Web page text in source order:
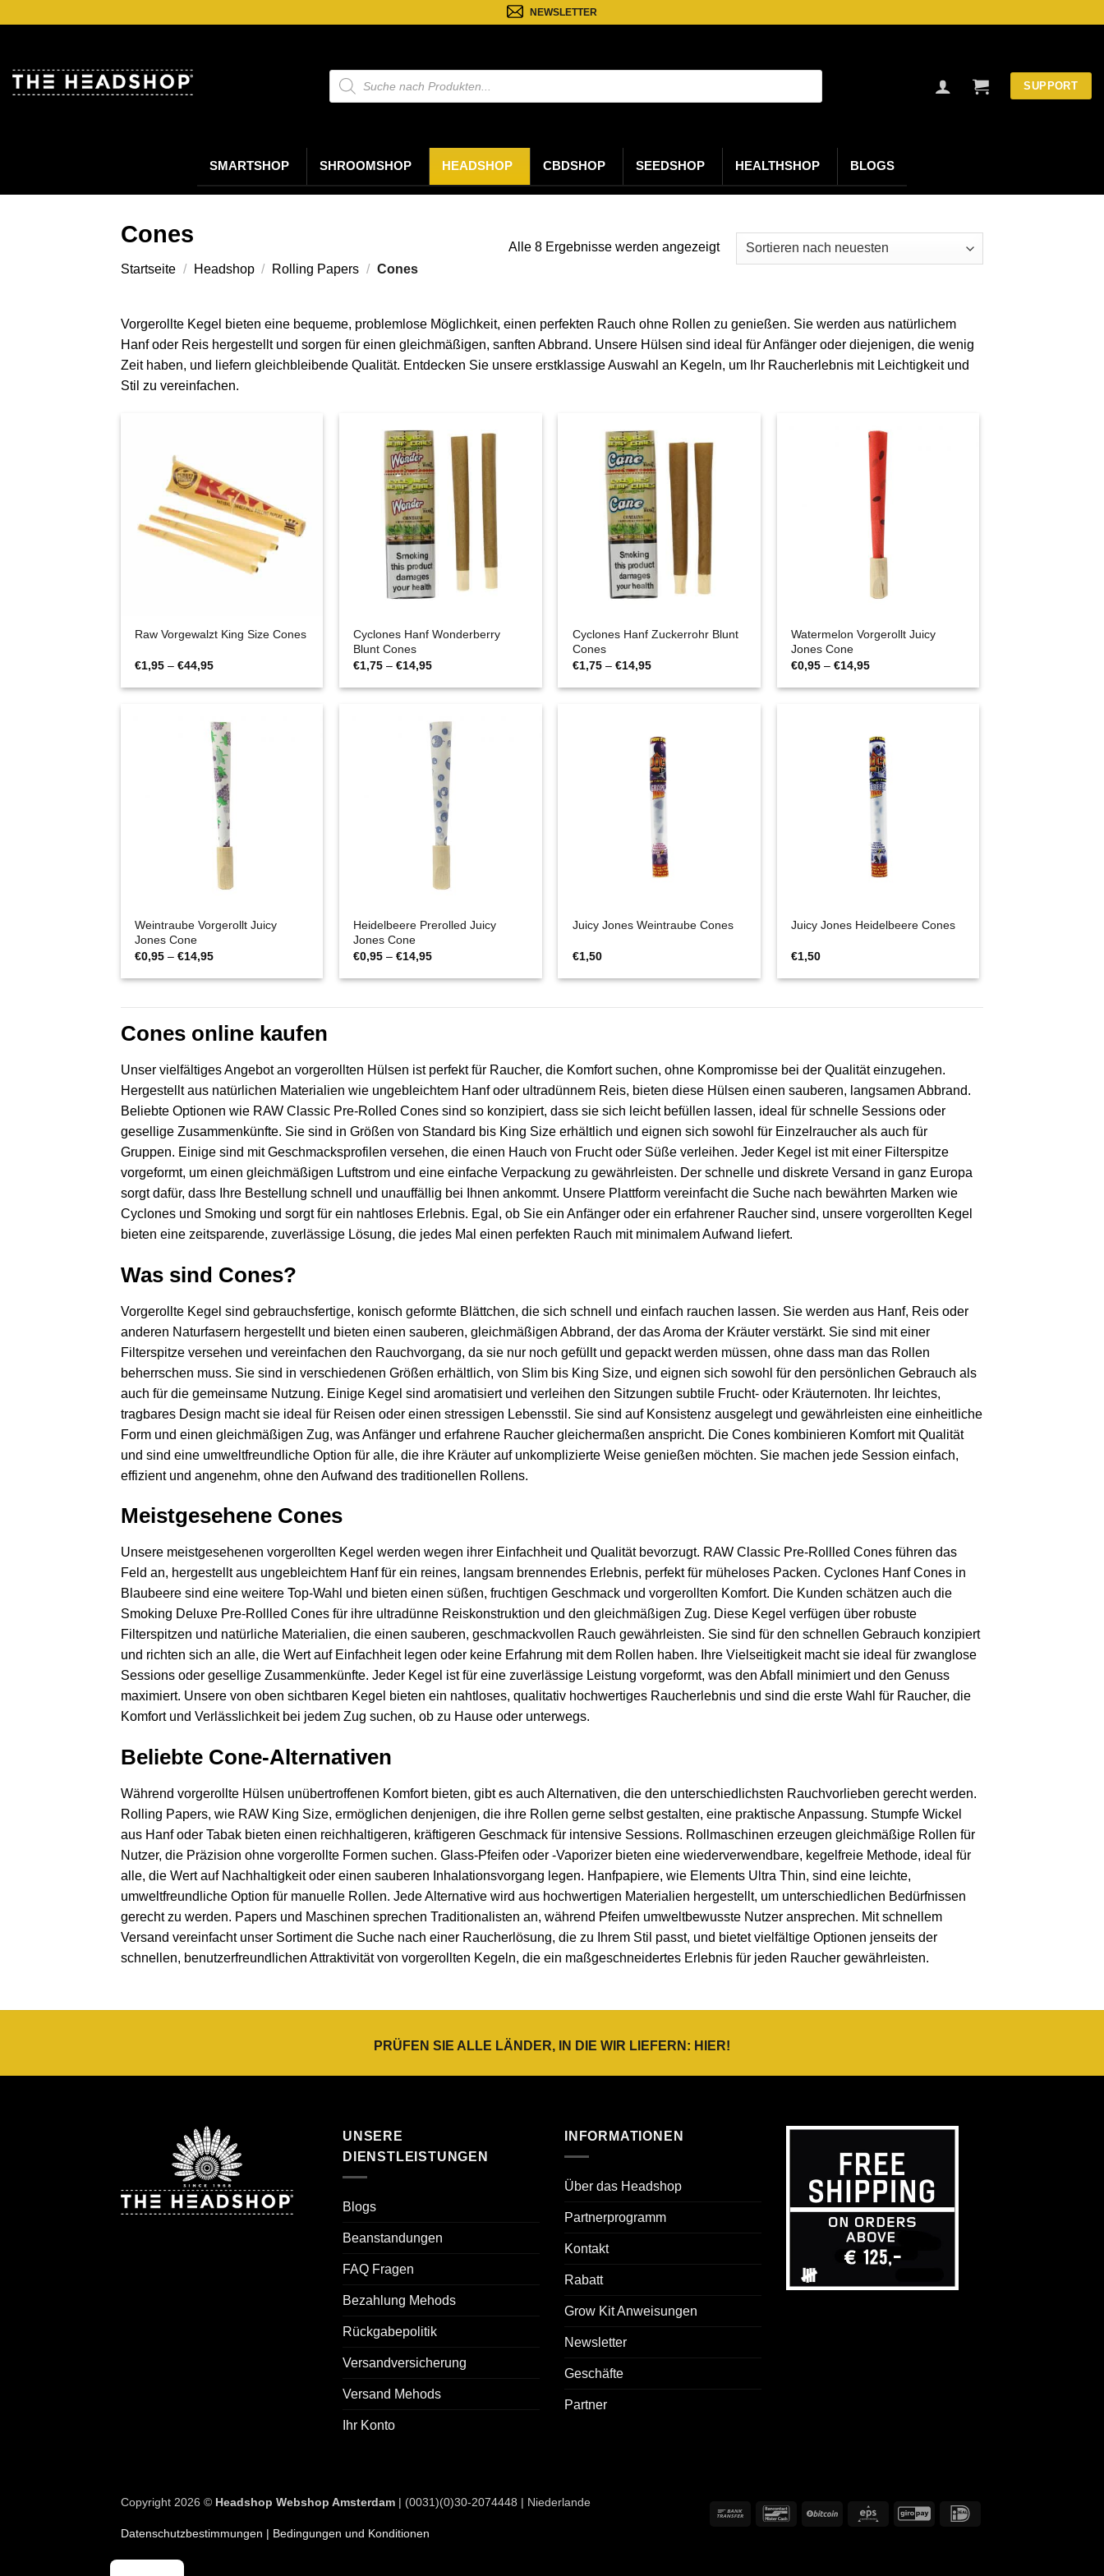
NEWSLETTER
Suche
nach
Produkten
SUPPORT
SMARTSHOP SHROOMSHOP HEADSHOP CBDSHOP SEEDSHOP HEALTHSHOP BLOGS
Cones
Startseite / Headshop / Rolling Papers / Cones
Alle 8 Ergebnisse werden angezeigtNach
neuesten
Vorgerollte Kegel bieten eine bequeme, problemlose Möglichkeit, einen perfekten Rauch ohne Rollen zu genießen. Sie werden aus natürlichem
Hanf oder Reis hergestellt und sorgen für einen gleichmäßigen, sanften Abbrand. Unsere Hülsen sind ideal für Anfänger oder diejenigen, die wenig
Zeit haben, und liefern gleichbleibende Qualität. Entdecken Sie unsere erstklassige Auswahl an Kegeln, um Ihr Raucherlebnis mit Leichtigkeit und
Stil zu vereinfachen.
Raw Vorgewalzt King Size Cones
€1,95 –€44,95Preisspanne:
bis
Cyclones Hanf Wonderberry
Blunt Cones
€1,75 –€14,95Preisspanne:
bis
Cyclones Hanf Zuckerrohr Blunt
Cones
€1,75 – €14,95Preisspanne:
bis
Watermelon Vorgerollt Juicy
Jones Cone
€0,95 – €14,95Preisspanne:
bis
Weintraube Vorgerollt Juicy
Jones Cone
€0,95 –€14,95Preisspanne:
bis
Heidelbeere Prerolled Juicy
Jones Cone
€0,95 –€14,95Preisspanne:
bis
Juicy Jones Weintraube Cones
€1,50
Juicy Jones Heidelbeere Cones
€1,50
Cones online kaufen
Unser vielfältiges Angebot an vorgerollten Hülsen ist perfekt für Raucher, die Komfort suchen, ohne Kompromisse bei der Qualität einzugehen.
Hergestellt aus natürlichen Materialien wie ungebleichtem Hanf oder ultradünnem Reis, bieten diese Hülsen einen sauberen, langsamen Abbrand.
Beliebte Optionen wie RAW Classic Pre-Rolled Cones sind so konzipiert, dass sie sich leicht befüllen lassen, ideal für schnelle Sessions oder
gesellige Zusammenkünfte. Sie sind in Größen von Standard bis King Size erhältlich und eignen sich sowohl für Einzelraucher als auch für
Gruppen. Einige sind mit Geschmacksprofilen versehen, die einen Hauch von Frucht oder Süße verleihen. Jeder Kegel ist mit einer Filterspitze
vorgeformt, um einen gleichmäßigen Luftstrom und eine einfache Verpackung zu gewährleisten. Der schnelle und diskrete Versand in ganz Europa
sorgt dafür, dass Ihre Bestellung schnell und unauffällig bei Ihnen ankommt. Unsere Plattform vereinfacht die Suche nach bewährten Marken wie
Cyclones und Smoking und sorgt für ein nahtloses Erlebnis. Egal, ob Sie ein Anfänger oder ein erfahrener Raucher sind, unsere vorgerollten Kegel
bieten eine zeitsparende, zuverlässige Lösung, die jedes Mal einen perfekten Rauch mit minimalem Aufwand liefert.
Was sind Cones?
Vorgerollte Kegel sind gebrauchsfertige, konisch geformte Blättchen, die sich schnell und einfach rauchen lassen. Sie werden aus Hanf, Reis oder
anderen Naturfasern hergestellt und bieten einen sauberen, gleichmäßigen Abbrand, der das Aroma der Kräuter verstärkt. Sie sind mit einer
Filterspitze versehen und vereinfachen den Rauchvorgang, da sie nur noch gefüllt und gepackt werden müssen, ohne dass man das Rollen
beherrschen muss. Sie sind in verschiedenen Größen erhältlich, von Slim bis King Size, und eignen sich sowohl für den persönlichen Gebrauch als
auch für die gemeinsame Nutzung. Einige Kegel sind aromatisiert und verleihen den Sitzungen subtile Frucht- oder Kräuternoten. Ihr leichtes,
tragbares Design macht sie ideal für Reisen oder einen stressigen Lebensstil. Sie sind auf Konsistenz ausgelegt und gewährleisten eine einheitliche
Form und einen gleichmäßigen Zug, was Anfänger und erfahrene Raucher gleichermaßen anspricht. Die Cones kombinieren Komfort mit Qualität
und sind eine umweltfreundliche Option für alle, die ihre Kräuter auf unkomplizierte Weise genießen möchten. Sie machen jede Session einfach,
effizient und angenehm, ohne den Aufwand des traditionellen Rollens.
Meistgesehene Cones
Unsere meistgesehenen vorgerollten Kegel werden wegen ihrer Einfachheit und Qualität bevorzugt. RAW Classic Pre-Rollled Cones führen das
Feld an, hergestellt aus ungebleichtem Hanf für ein reines, langsam brennendes Erlebnis, perfekt für müheloses Packen. Cyclones Hanf Cones in
Blaubeere sind eine weitere Top-Wahl und bieten einen süßen, fruchtigen Geschmack und vorgerollten Komfort. Die Kunden schätzen auch die
Smoking Deluxe Pre-Rollled Cones für ihre ultradünne Reiskonstruktion und den gleichmäßigen Zug. Diese Kegel verfügen über robuste
Filterspitzen und natürliche Materialien, die einen sauberen, geschmackvollen Rauch gewährleisten. Sie sind für den schnellen Gebrauch konzipiert
und richten sich an alle, die Wert auf Einfachheit legen oder keine Erfahrung mit dem Rollen haben. Ihre Vielseitigkeit macht sie ideal für zwanglose
Sessions oder gesellige Zusammenkünfte. Jeder Kegel ist für eine zuverlässige Leistung vorgeformt, was den Abfall minimiert und den Genuss
maximiert. Unsere von oben sichtbaren Kegel bieten ein nahtloses, qualitativ hochwertiges Raucherlebnis und sind die erste Wahl für Raucher, die
Komfort und Verlässlichkeit bei jedem Zug suchen, ob zu Hause oder unterwegs.
Beliebte Cone-Alternativen
Während vorgerollte Hülsen unübertroffenen Komfort bieten, gibt es auch Alternativen, die den unterschiedlichsten Rauchvorlieben gerecht werden.
Rolling Papers, wie RAW King Size, ermöglichen denjenigen, die ihre Rollen gerne selbst gestalten, eine praktische Anpassung. Stumpfe Wickel
aus Hanf oder Tabak bieten einen reichhaltigeren, kräftigeren Geschmack für intensive Sessions. Rollmaschinen erzeugen gleichmäßige Rollen für
Nutzer, die Präzision ohne vorgerollte Formen suchen. Glass-Pfeifen oder -Vaporizer bieten eine wiederverwendbare, kegelfreie Methode, ideal für
alle, die Wert auf Nachhaltigkeit oder einen sauberen Inhalationsvorgang legen. Hanfpapiere, wie Elements Ultra Thin, sind eine leichte,
umweltfreundliche Option für manuelle Rollen. Jede Alternative wird aus hochwertigen Materialien hergestellt, um unterschiedlichen Bedürfnissen
gerecht zu werden. Papers und Maschinen sprechen Traditionalisten an, während Pfeifen umweltbewusste Nutzer ansprechen. Mit schnellem
Versand vereinfacht unser Sortiment die Suche nach einer Raucherlösung, die zu Ihrem Stil passt, und bietet vielfältige Optionen jenseits der
schnellen, benutzerfreundlichen Attraktivität von vorgerollten Kegeln, die ein maßgeschneidertes Erlebnis für jeden Raucher gewährleisten.
PRÜFEN SIE ALLE LÄNDER, IN DIE WIR LIEFERN: HIER!
UNSERE
DIENSTLEISTUNGEN
Blogs
Beanstandungen
FAQ Fragen
Bezahlung Mehods
Rückgabepolitik
Versandversicherung
Versand Mehods
Ihr Konto
INFORMATIONEN
Über das Headshop
Partnerprogramm
Kontakt
Rabatt
Grow Kit Anweisungen
Newsletter
Geschäfte
Partner
Banküberweisung
BancontactBitCoin Eps GiroPay
Copyright 2026 © Headshop Webshop Amsterdam | (0031)(0)30-2074448 | Niederlande
Datenschutzbestimmungen | Bedingungen und Konditionen